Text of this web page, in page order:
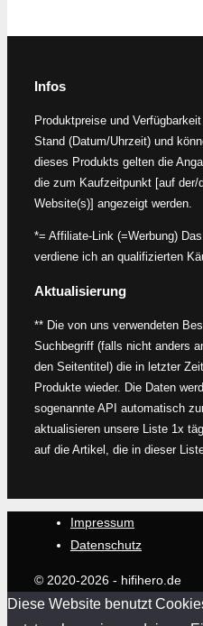
Infos
Produktpreise und
Stand (Datum/Uhrzeit) und
dieses Produkts gelten die
die zum Kaufzeitpunkt [auf der/
Website(s)] angezeigt werden.
*= Affiliate-Link (=Werbung)
verdiene ich an qualifizierten
Aktualisierung
** Die von uns verwendeten
Suchbegriff (falls nicht anders
den Seitentitel) die in letzter
Produkte wieder. Die Daten
sogenannte API automatisch
aktualisieren unsere Liste 1x
auf die Artikel, die in dieser
Impressum
Datenschutz
© 2020-2026 - hifihero.de
Diese Website benutzt